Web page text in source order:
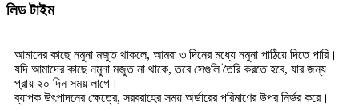
লিড টাইম
আমাদের কাছে নমুনা মজুত থাকলে, আমরা ৩ দিনের মধ্যে নমুনা পাঠিয়ে দিতে পারি।
যদি আমাদের কাছে নমুনা মজুত না থাকে, তবে সেগুলি তৈরি করতে হবে, যার জন্য
প্রায় ২০ দিন সময় লাগে।
ব্যাপক উৎপাদনের ক্ষেত্রে, সরবরাহের সময় অর্ডারের পরিমাণের উপর নির্ভর করে।